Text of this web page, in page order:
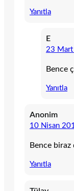
Yanıtla
E
23
Bence
Yanıtla
Anonim
10 Nisan
Bence biraz
Yanıtla